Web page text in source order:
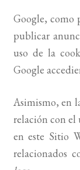
Google, como
publicar
uso de la
Google
Asimismo, en
relación con
en este Sitio
relacionados